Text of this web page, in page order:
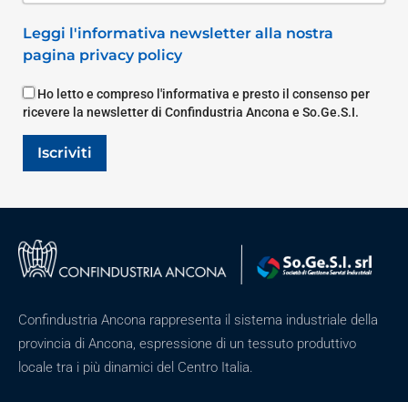
Leggi l'informativa newsletter alla nostra
pagina privacy policy
Ho letto e compreso l'informativa e presto il consenso per
ricevere la newsletter di Confindustria Ancona e So.Ge.S.I.
Iscriviti
Confindustria Ancona rappresenta il sistema industriale della
provincia di Ancona, espressione di un tessuto produttivo
locale tra i più dinamici del Centro Italia.